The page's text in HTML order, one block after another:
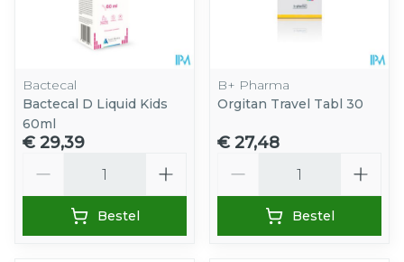
Bactecal
Bactecal D Liquid Kids
60ml
€ 29,39
Bestel
B+ Pharma
Orgitan Travel Tabl 30
€ 27,48
Bestel